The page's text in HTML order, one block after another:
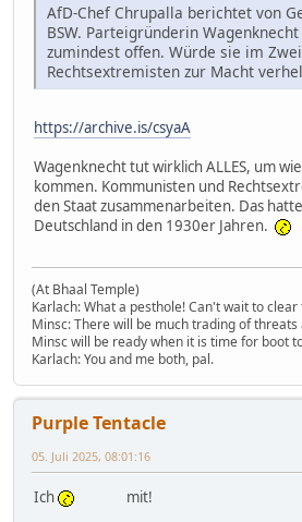
AfD-Chef Chrupalla berichtet von
BSW. Parteigründerin
zumindest offen. Würde sie im
Rechtsextremisten zur Macht
https://archive.is/csyaA
Wagenknecht tut wirklich ALLES, um
kommen. Kommunisten und
den Staat zusammenarbeiten. Das
Deutschland in den 1930er Jahren.
(At Bhaal Temple)
Karlach: What a pesthole! Can't wait to
Minsc: There will be much trading of
Minsc will be ready when it is time for boot
Karlach: You and me both, pal.
Purple Tentacle
05. Juli 2025, 08:01:16
Ich
mit!